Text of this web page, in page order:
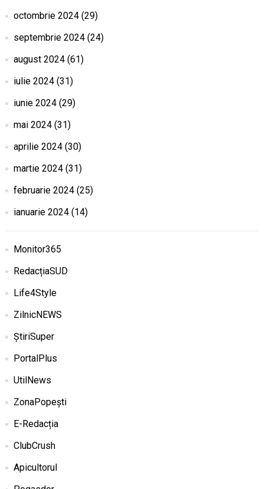
octombrie 2024(29)
septembrie 2024(24)
august 2024(61)
iulie 2024(31)
iunie 2024(29)
mai 2024(31)
aprilie 2024(30)
martie 2024(31)
februarie 2024(25)
ianuarie 2024(14)
Monitor365
RedacțiaSUD
Life4Style
ZilnicNEWS
ȘtiriSuper
PortalPlus
UtilNews
ZonaPopești
E-Redacția
ClubCrush
Apicultorul